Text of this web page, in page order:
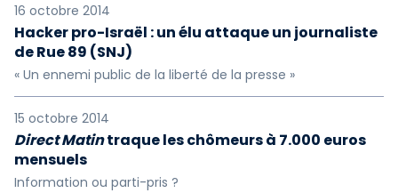
16 octobre 2014
Hacker pro-Israël : un élu attaque un journaliste
de Rue 89 (SNJ)
« Un ennemi public de la liberté de la presse »
15 octobre 2014
Direct Matintraque les chômeurs à 7.000 euros
mensuels
Information ou parti-pris ?